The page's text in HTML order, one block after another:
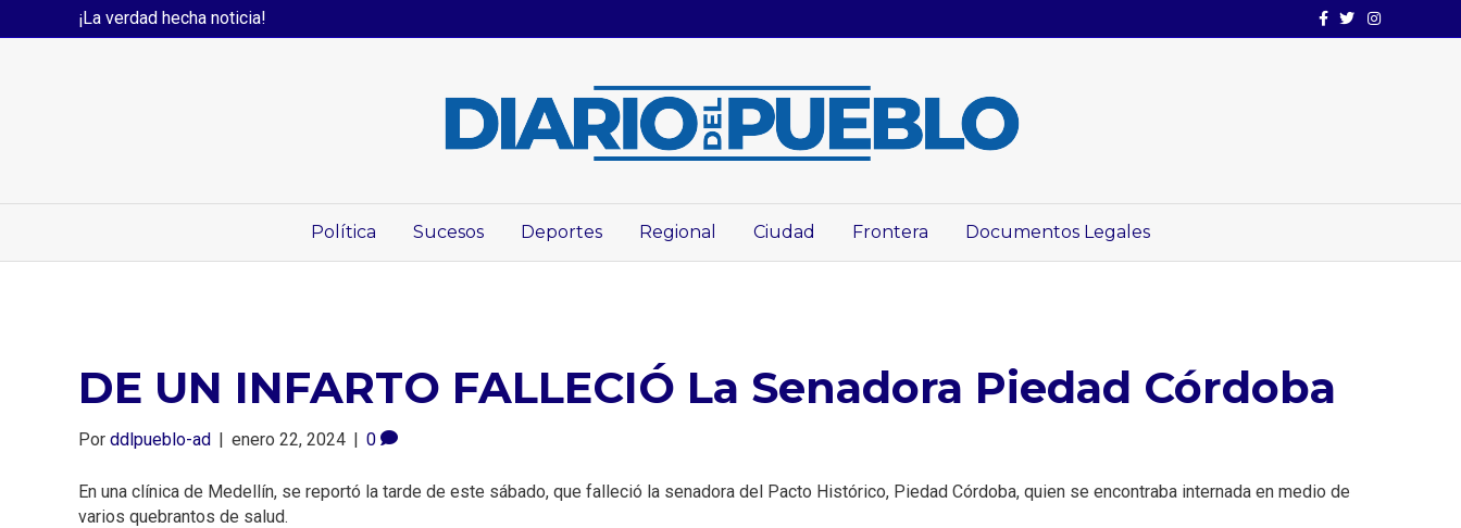
¡La verdad hecha noticia! Facebook
TwitterInstagram
Política Sucesos Deportes Regional Ciudad Frontera Documentos Legales
DE UN INFARTO FALLECIÓ La Senadora Piedad Córdoba
Por ddlpueblo-ad | enero 22, 2024 | 0
En una clínica de Medellín, se reportó la tarde de este sábado, que falleció la senadora del Pacto Histórico, Piedad Córdoba, quien se encontraba internada en medio de
varios quebrantos de salud.